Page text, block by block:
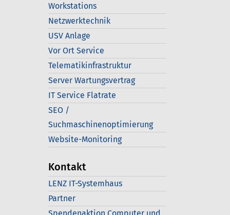
Workstations
Netzwerktechnik
USV Anlage
Vor Ort Service
Telematikinfrastruktur
Server Wartungsvertrag
IT Service Flatrate
SEO /
Suchmaschinenoptimierung
Website-Monitoring
Kontakt
LENZ IT-Systemhaus
Partner